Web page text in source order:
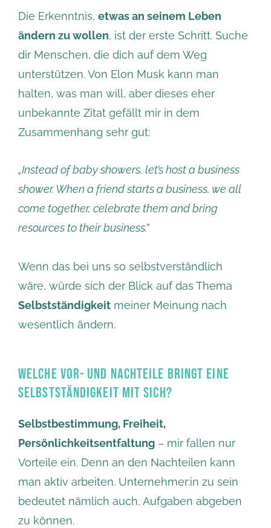
Die Erkenntnis, etwas an seinem Leben
ändern zu wollen, ist der erste Schritt. Suche
dir Menschen, die dich auf dem Weg
unterstützen. Von Elon Musk kann man
halten, was man will, aber dieses eher
unbekannte Zitat gefällt mir in dem
Zusammenhang sehr gut:
„Instead of baby showers, let’s host a business
shower. When a friend starts a business, we all
come together, celebrate them and bring
resources to their business.”
Wenn das bei uns so selbstverständlich
wäre, würde sich der Blick auf das Thema
Selbstständigkeit meiner Meinung nach
wesentlich ändern.
WELCHE VOR- UND NACHTEILE BRINGT EINE
SELBSTSTÄNDIGKEIT MIT SICH?
Selbstbestimmung, Freiheit,
Persönlichkeitsentfaltung – mir fallen nur
Vorteile ein. Denn an den Nachteilen kann
man aktiv arbeiten. Unternehmer:in zu sein
bedeutet nämlich auch, Aufgaben abgeben
zu können.